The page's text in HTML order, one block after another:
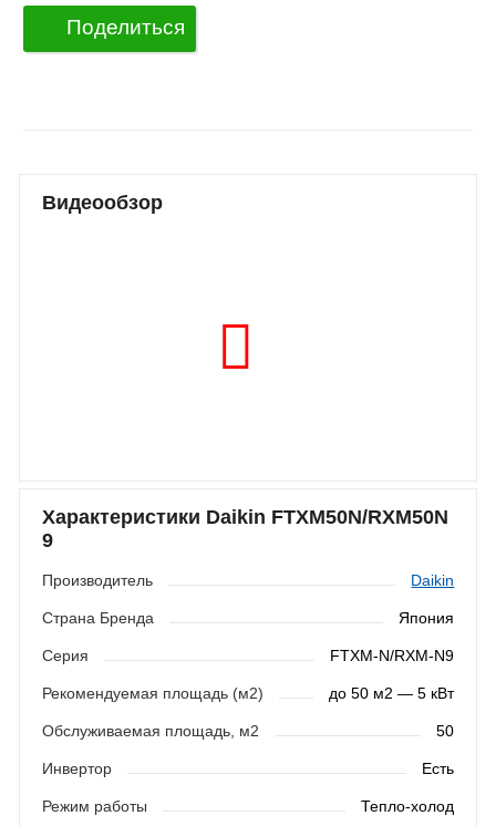
Поделиться
Видеообзор
Характеристики Daikin FTXM50N/RXM50N
9
Производитель Daikin
Страна Бренда Япония
Серия FTXM-N/RXM-N9
Рекомендуемая площадь (м2) до 50 м2 — 5 кВт
Обслуживаемая площадь, м2 50
Инвертор Есть
Режим работы Тепло-холод